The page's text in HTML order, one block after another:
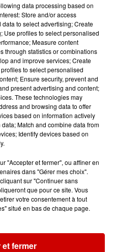
entrées pour le
Sport Automobile au
invite à
Xperiences !
votre balade
!
data processing based on
Store and/or access
to select advertising; Create
Use profiles to select personalised
Measure content
through statistics or combinations
and improve services; Create
to select personalised
Ensure security, prevent and
present advertising and content;
These technologies may
and browsing data to offer
based on information actively
Match and combine data from
Identify devices based on
"Accepter et fermer", ou affiner en
dans "Gérer mes choix".
sur "Continuer sans
que pour ce site. Vous
votre consentement à tout
situé en bas de chaque page.
fermer